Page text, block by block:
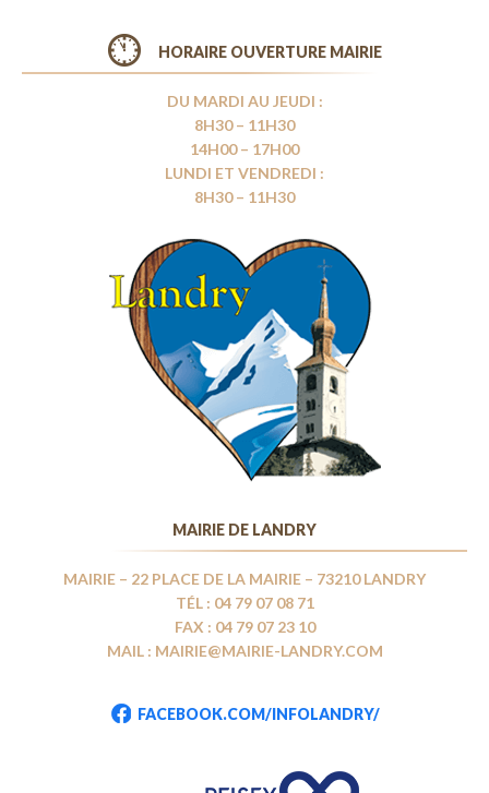
HORAIRE OUVERTURE MAIRIE
DU MARDI AU JEUDI :
8H30 – 11H30
14H00 – 17H00
LUNDI ET VENDREDI :
8H30 – 11H30
MAIRIE DE LANDRY
MAIRIE – 22 PLACE DE LA MAIRIE – 73210 LANDRY
TÉL : 04 79 07 08 71
FAX : 04 79 07 23 10
MAIL : MAIRIE@MAIRIE-LANDRY.COM
FACEBOOK.COM/INFOLANDRY/